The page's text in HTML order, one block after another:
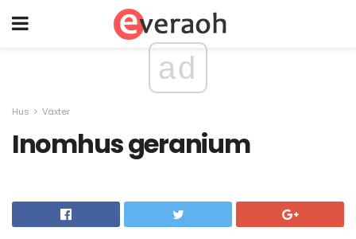
ad
Hus Växter
Inomhus geranium